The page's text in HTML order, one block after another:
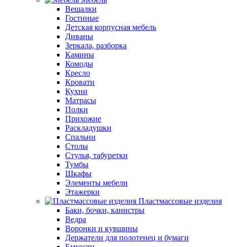
Вешалки
Гостиные
Детская корпусная мебель
Диваны
Зеркала, разборка
Камины
Комоды
Кресло
Кровати
Кухни
Матрасы
Полки
Прихожие
Раскладушки
Спальни
Столы
Стулья, табуретки
Тумбы
Шкафы
Элементы мебели
Этажерки
Пластмассовые изделия
Баки, бочки, канистры
Ведра
Воронки и кувшины
Держатели для полотенец и бумаги